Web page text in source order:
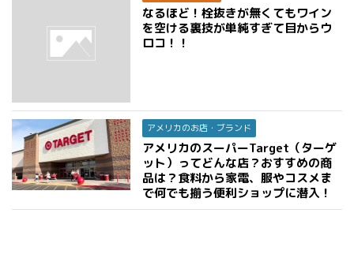
なるほど！栓抜きが無くてもワイン
を空ける裏技が単純すぎて目からウ
ロコ！！
アメリカのお店・ブランド
アメリカのスーパーTarget（ターゲ
ット）ってどんな店？おすすめの商
品は？食料から家電、服やコスメま
で何でも揃う便利ショップに潜入！